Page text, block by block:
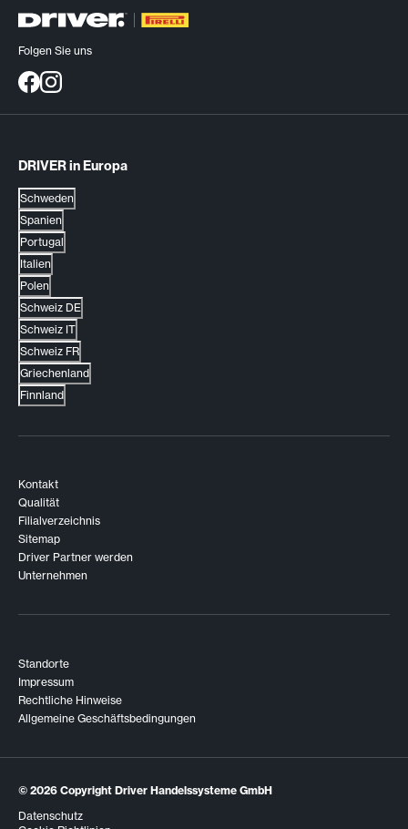
Folgen Sie uns
DRIVER in Europa
Schweden
Spanien
Portugal
Italien
Polen
Schweiz DE
Schweiz IT
Schweiz FR
Griechenland
Finnland
Kontakt
Qualität
Filialverzeichnis
Sitemap
Driver Partner werden
Unternehmen
Standorte
Impressum
Rechtliche Hinweise
Allgemeine Geschäftsbedingungen
© 2026 Copyright Driver Handelssysteme GmbH
Datenschutz